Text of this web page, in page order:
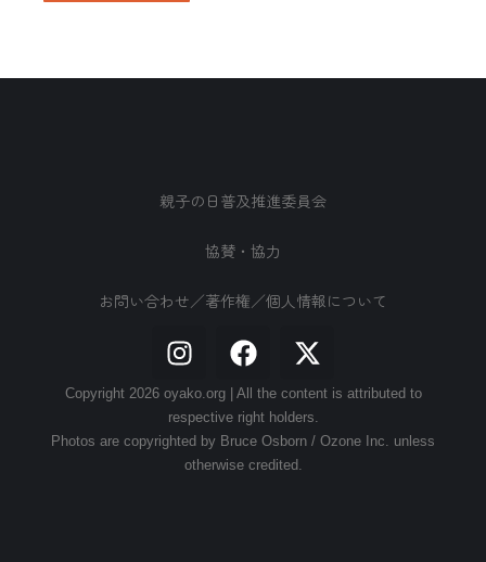
親子の日普及推進委員会
協賛・協力
お問い合わせ／著作権／個人情報について
Copyright 2026 oyako.org | All the content is attributed to
respective right holders.
Photos are copyrighted by Bruce Osborn / Ozone Inc. unless
otherwise credited.